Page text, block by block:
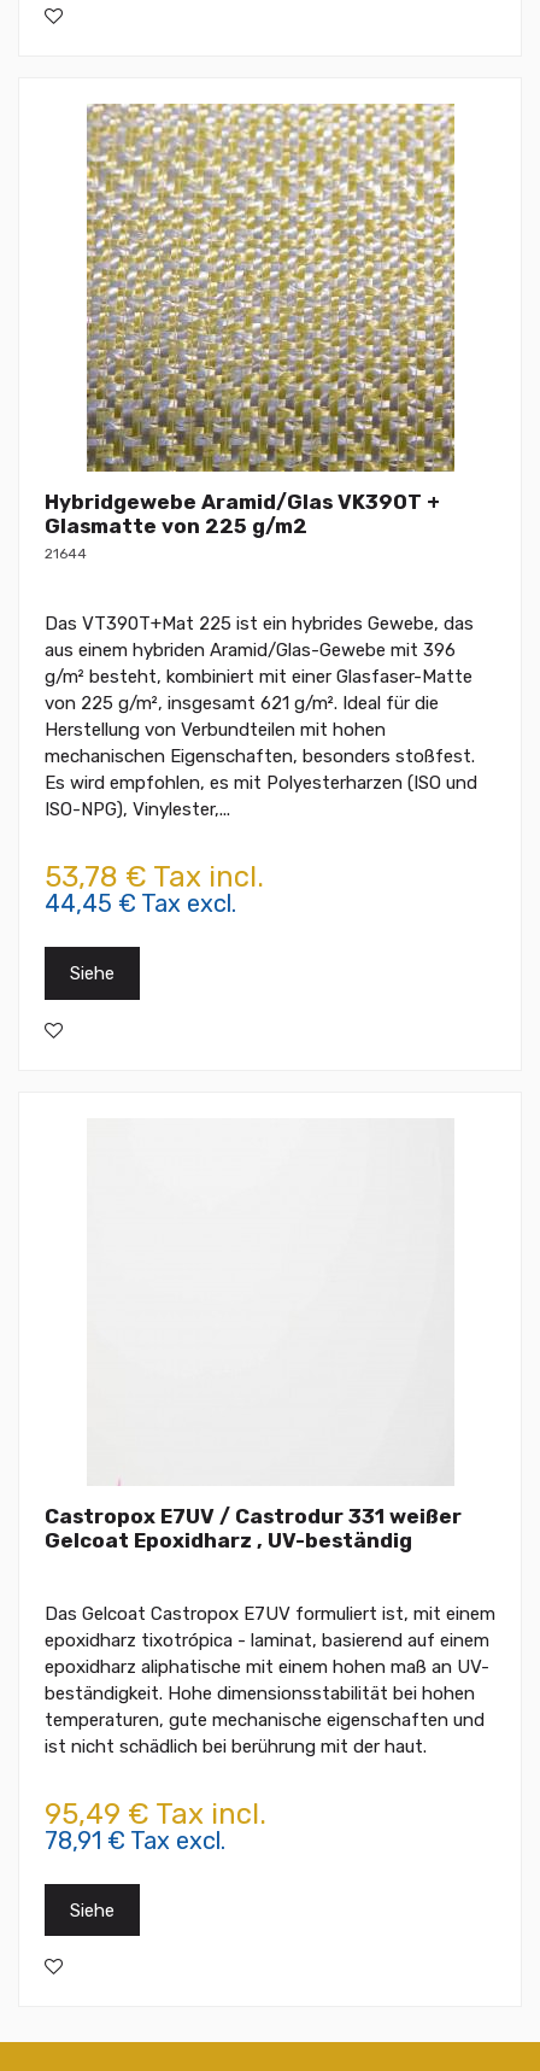
Hybridgewebe Aramid/Glas VK390T +
Glasmatte von 225 g/m2
21644
Das VT390T+Mat 225 ist ein hybrides Gewebe, das
aus einem hybriden Aramid/Glas-Gewebe mit 396
g/m² besteht, kombiniert mit einer Glasfaser-Matte
von 225 g/m², insgesamt 621 g/m². Ideal für die
Herstellung von Verbundteilen mit hohen
mechanischen Eigenschaften, besonders stoßfest.
Es wird empfohlen, es mit Polyesterharzen (ISO und
ISO-NPG), Vinylester,...
53,78 € Tax incl.
44,45 € Tax excl.
Siehe
Castropox E7UV / Castrodur 331 weißer
Gelcoat Epoxidharz , UV-beständig
Das Gelcoat Castropox E7UV formuliert ist, mit einem
epoxidharz tixotrópica - laminat, basierend auf einem
epoxidharz aliphatische mit einem hohen maß an UV-
beständigkeit. Hohe dimensionsstabilität bei hohen
temperaturen, gute mechanische eigenschaften und
ist nicht schädlich bei berührung mit der haut.
95,49 € Tax incl.
78,91 € Tax excl.
Siehe